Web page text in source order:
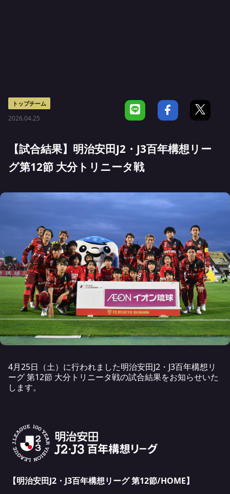
トップチーム
2026.04.25
【試合結果】明治安田J2・J3百年構想リー
グ第12節 大分トリニータ戦
4月25日（土）に行われました明治安田J2・J3百年構想リ
ーグ 第12節 大分トリニータ戦の試合結果をお知らせいた
します。
【明治安田J2・J3百年構想リーグ 第12節/HOME】